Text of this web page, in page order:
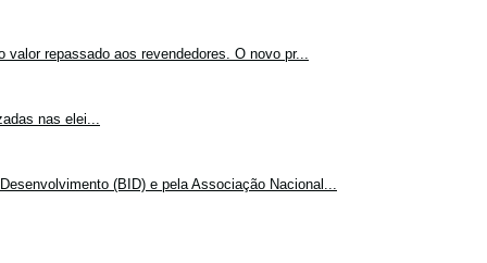
repassado aos revendedores. O novo pr...
nas elei...
(BID) e pela Associação Nacional...